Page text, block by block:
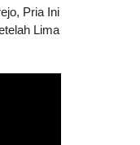
Pria Ini
Lima